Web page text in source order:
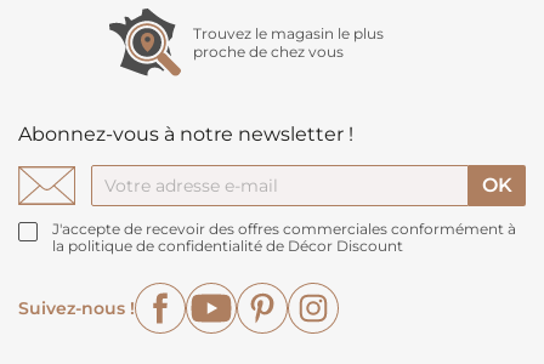
Trouvez le magasin le plus
proche de chez vous
Abonnez-vous à notre newsletter !
J'accepte de recevoir des offres commerciales conformément à
la politique de confidentialité de Décor Discount
Suivez-nous !
FacebookYouTubePinterest